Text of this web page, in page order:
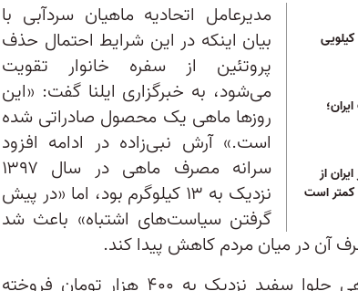
از
مدیرعامل اتحادیه ماهیان سردآبی با
بیان اینکه در این شرایط احتمال حذف
پروتئین از سفره خانوار تقویت
می‌شود، به خبرگزاری ایلنا گفت: «این
روزها ماهی یک محصول صادراتی شده
است.» آرش نبی‌زاده در ادامه افزود
سرانه مصرف ماهی در سال ۱۳۹۷
نزدیک به ۱۳ کیلوگرم بود، اما «در پیش
گرفتن سیاست‌های اشتباه» باعث شد
آن در میان مردم کاهش پیدا کند.